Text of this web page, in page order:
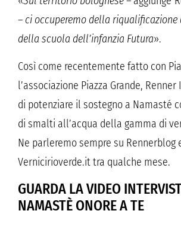
– ci occuperemo della riqualificazione
della scuola dell’infanzia Futura».
Così come recentemente fatto con
l’associazione Piazza Grande,
di potenziare il sostegno a Namasté
di smalti all’acqua della gamma di
Ne parleremo sempre su Rennerblog
Vernicirioverde.it tra qualche mese.
GUARDA LA VIDEO
NAMASTÈ ONORE A TE